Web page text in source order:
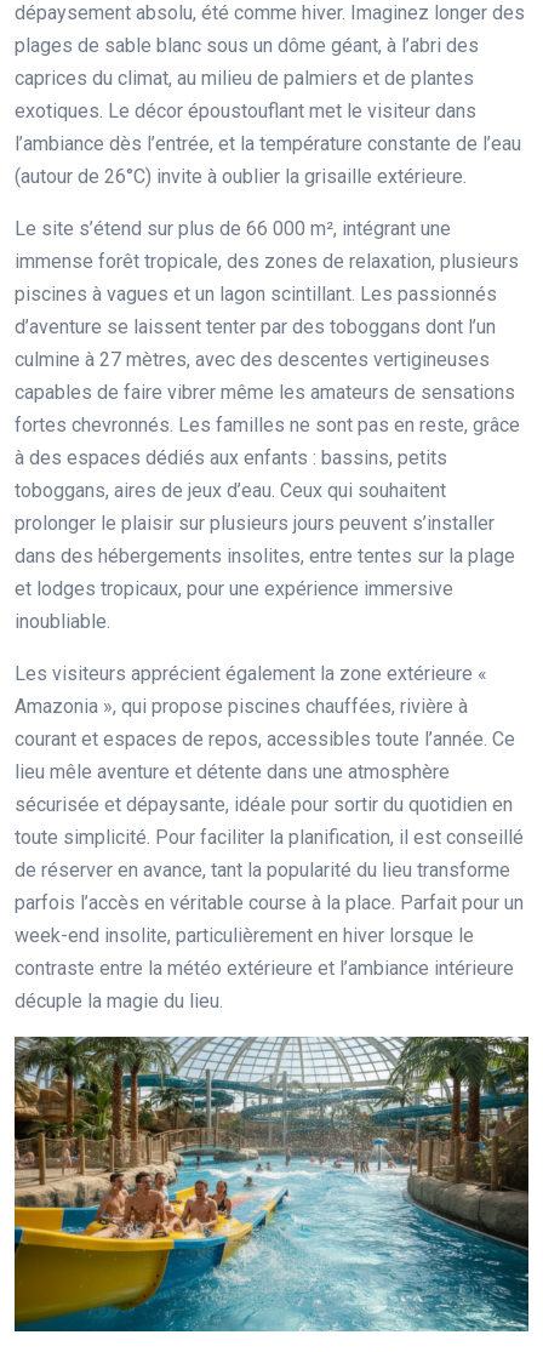
dépaysement absolu, été comme hiver. Imaginez longer des
plages de sable blanc sous un dôme géant, à l’abri des
caprices du climat, au milieu de palmiers et de plantes
exotiques. Le décor époustouflant met le visiteur dans
l’ambiance dès l’entrée, et la température constante de l’eau
(autour de 26°C) invite à oublier la grisaille extérieure.
Le site s’étend sur plus de 66 000 m², intégrant une
immense forêt tropicale, des zones de relaxation, plusieurs
piscines à vagues et un lagon scintillant. Les passionnés
d’aventure se laissent tenter par des toboggans dont l’un
culmine à 27 mètres, avec des descentes vertigineuses
capables de faire vibrer même les amateurs de sensations
fortes chevronnés. Les familles ne sont pas en reste, grâce
à des espaces dédiés aux enfants : bassins, petits
toboggans, aires de jeux d’eau. Ceux qui souhaitent
prolonger le plaisir sur plusieurs jours peuvent s’installer
dans des hébergements insolites, entre tentes sur la plage
et lodges tropicaux, pour une expérience immersive
inoubliable.
Les visiteurs apprécient également la zone extérieure «
Amazonia », qui propose piscines chauffées, rivière à
courant et espaces de repos, accessibles toute l’année. Ce
lieu mêle aventure et détente dans une atmosphère
sécurisée et dépaysante, idéale pour sortir du quotidien en
toute simplicité. Pour faciliter la planification, il est conseillé
de réserver en avance, tant la popularité du lieu transforme
parfois l’accès en véritable course à la place. Parfait pour un
week-end insolite, particulièrement en hiver lorsque le
contraste entre la météo extérieure et l’ambiance intérieure
décuple la magie du lieu.